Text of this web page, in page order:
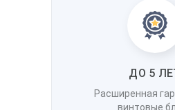
ДО 5
Расширенная
винтовые